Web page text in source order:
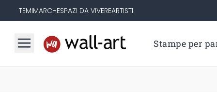
TEMIMARCHESPAZI DA VIVEREARTISTI
Stampe per